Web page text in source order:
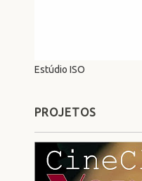
Estúdio ISO
PROJETOS